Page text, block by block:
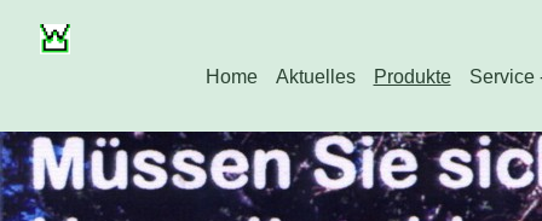
Home Aktuelles Produkte Service